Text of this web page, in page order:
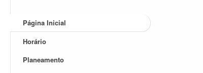
Página Inicial
Horário
Planeamento